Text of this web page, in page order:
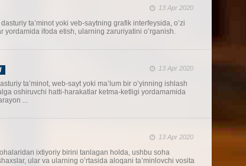
13 Apr 2020
ta’minot yoki veb-saytning grafik interfeysida, o’zi
ifoda etish, ularning zaruriyatini o’rganish.
13 Apr 2020
ta’minot, web-sayt yoki ma’lum bir o’yinning ishlash
oshiruvchi hatti-harakatlar ketma-ketligi yordamamida
...
13 Apr 2020
ixtiyoriy birini tanlagan holda, ushbu soha
ular va ularning o’rtasida aloqani ta’minlovchi vosita